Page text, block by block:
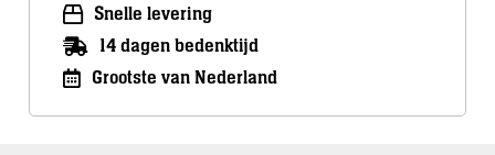
Snelle levering
14 dagen bedenktijd
Grootste van Nederland